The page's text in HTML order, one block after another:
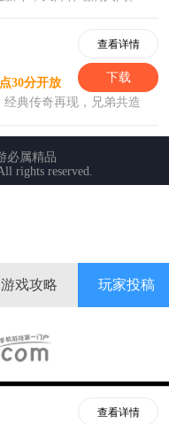
游戏攻略 玩家投稿